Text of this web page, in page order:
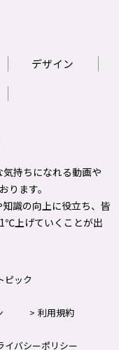
デザイン
持ちになれる動画や
ります。
識の向上に役立ち、皆
上げていくことが出
ピック
利用規約
イバシーポリシー